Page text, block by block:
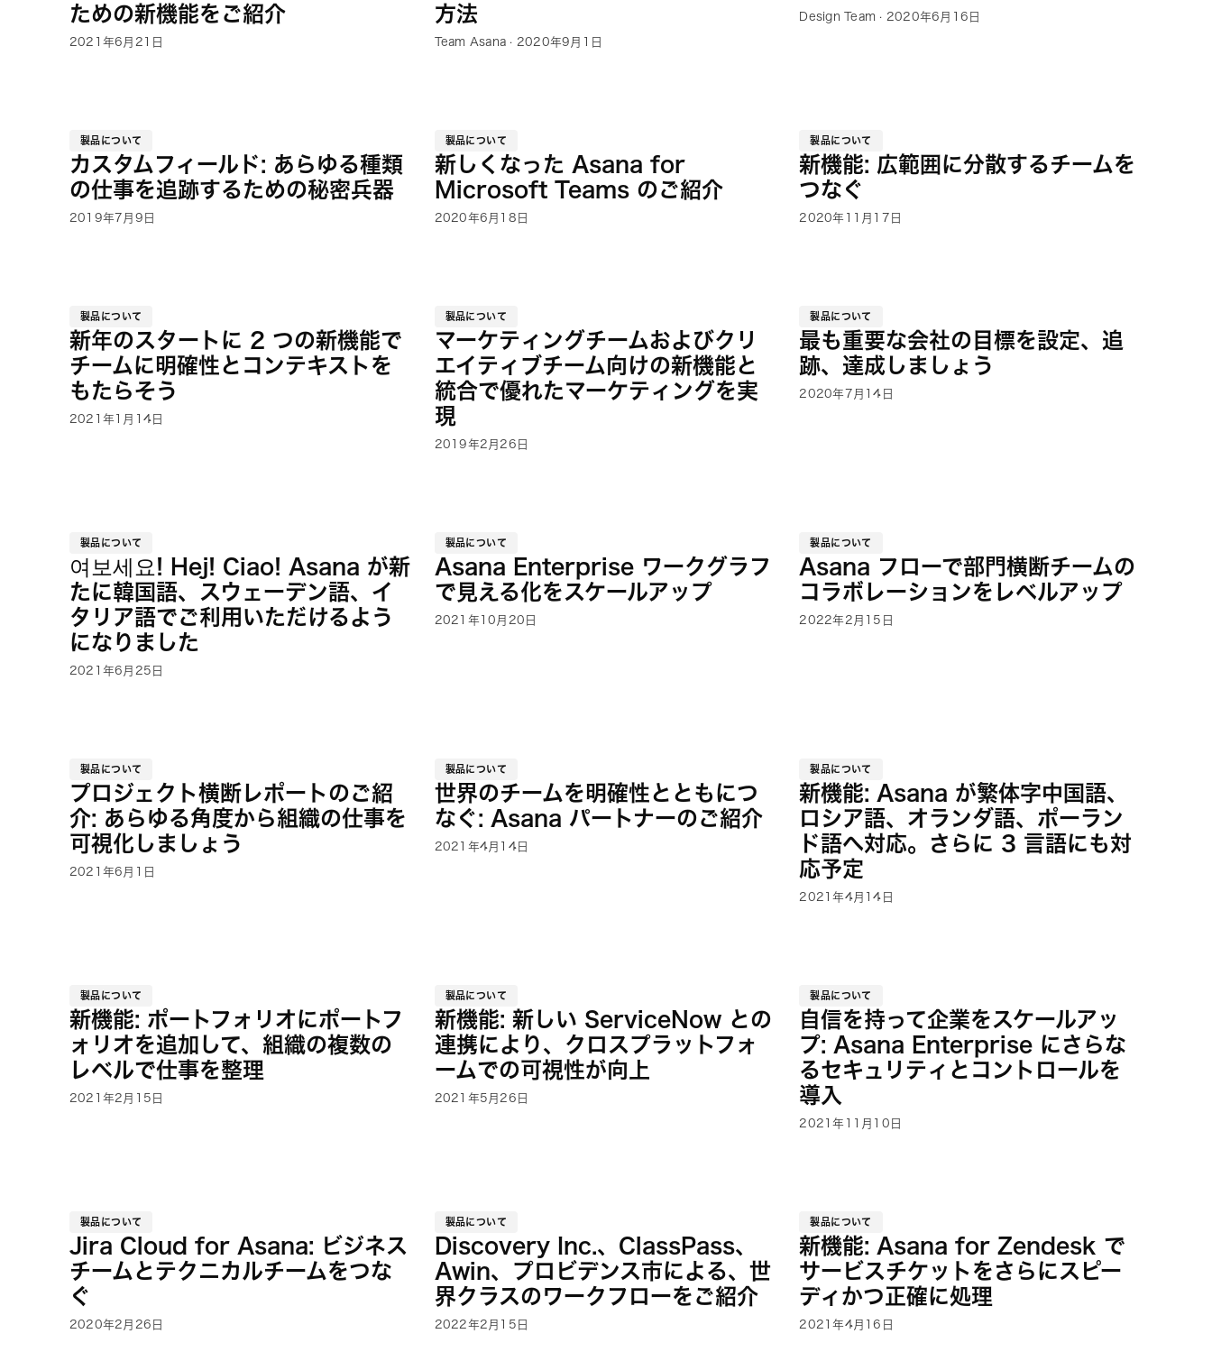
ための新機能をご紹介
2021年6月21日
方法
Team Asana · 2020年9月1日
Design Team · 2020年6月16日
製品について
カスタムフィールド: あらゆる種類
の仕事を追跡するための秘密兵器
2019年7月9日
製品について
新しくなった Asana for
Microsoft Teams のご紹介
2020年6月18日
製品について
新機能: 広範囲に分散するチームを
つなぐ
2020年11月17日
製品について
新年のスタートに 2 つの新機能で
チームに明確性とコンテキストを
もたらそう
2021年1月14日
製品について
マーケティングチームおよびクリ
エイティブチーム向けの新機能と
統合で優れたマーケティングを実
現
2019年2月26日
製品について
最も重要な会社の目標を設定、追
跡、達成しましょう
2020年7月14日
製品について
여보세요! Hej! Ciao! Asana が新
たに韓国語、スウェーデン語、イ
タリア語でご利用いただけるよう
になりました
2021年6月25日
製品について
Asana Enterprise ワークグラフ
で見える化をスケールアップ
2021年10月20日
製品について
Asana フローで部門横断チームの
コラボレーションをレベルアップ
2022年2月15日
製品について
プロジェクト横断レポートのご紹
介: あらゆる角度から組織の仕事を
可視化しましょう
2021年6月1日
製品について
世界のチームを明確性とともにつ
なぐ: Asana パートナーのご紹介
2021年4月14日
製品について
新機能: Asana が繁体字中国語、
ロシア語、オランダ語、ポーラン
ド語へ対応。さらに 3 言語にも対
応予定
2021年4月14日
製品について
新機能: ポートフォリオにポートフ
ォリオを追加して、組織の複数の
レベルで仕事を整理
2021年2月15日
製品について
新機能: 新しい ServiceNow との
連携により、クロスプラットフォ
ームでの可視性が向上
2021年5月26日
製品について
自信を持って企業をスケールアッ
プ: Asana Enterprise にさらな
るセキュリティとコントロールを
導入
2021年11月10日
製品について
Jira Cloud for Asana: ビジネス
チームとテクニカルチームをつな
ぐ
2020年2月26日
製品について
Discovery Inc.、ClassPass、
Awin、プロビデンス市による、世
界クラスのワークフローをご紹介
2022年2月15日
製品について
新機能: Asana for Zendesk で
サービスチケットをさらにスピー
ディかつ正確に処理
2021年4月16日